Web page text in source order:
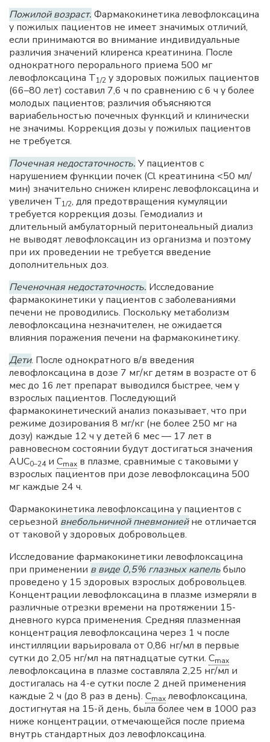
Пожилой возраст. Фармакокинетика левофлоксацина
у пожилых пациентов не имеет значимых отличий,
если принимаются во внимание индивидуальные
различия значений клиренса креатинина. После
однократного перорального приема 500 мг
левофлоксацина Т1/2 у здоровых пожилых пациентов
(66–80 лет) составил 7,6 ч по сравнению с 6 ч у более
молодых пациентов; различия объясняются
вариабельностью почечных функций и клинически
не значимы. Коррекция дозы у пожилых пациентов
не требуется.
Почечная недостаточность. У пациентов с
нарушением функции почек (Cl креатинина <50 мл/
мин) значительно снижен клиренс левофлоксацина и
увеличен Т1/2, для предотвращения кумуляции
требуется коррекция дозы. Гемодиализ и
длительный амбулаторный перитонеальный диализ
не выводят левофлоксацин из организма и поэтому
при их проведении не требуется введение
дополнительных доз.
Печеночная недостаточность. Исследование
фармакокинетики у пациентов с заболеваниями
печени не проводились. Поскольку метаболизм
левофлоксацина незначителен, не ожидается
влияния поражения печени на фармакокинетику.
Дети. После однократного в/в введения
левофлоксацина в дозе 7 мг/кг детям в возрасте от 6
мес до 16 лет препарат выводился быстрее, чем у
взрослых пациентов. Последующий
фармакокинетический анализ показывает, что при
режиме дозирования 8 мг/кг (не более 250 мг на
дозу) каждые 12 ч у детей 6 мес — 17 лет в
равновесном состоянии будут достигаться значения
AUC0–24и Cmax в плазме, сравнимые с таковыми у
взрослых пациентов при дозе левофлоксацина 500
мг каждые 24 ч.
Фармакокинетика левофлоксацина у пациентов с
серьезной внебольничной пневмониейне отличается
от таковой у здоровых добровольцев.
Исследование фармакокинетики левофлоксацина
при применении в виде 0,5% глазных капельбыло
проведено у 15 здоровых взрослых добровольцев.
Концентрации левофлоксацина в плазме измеряли в
различные отрезки времени на протяжении 15-
дневного курса применения. Средняя плазменная
концентрация левофлоксацина через 1 ч после
инстилляции варьировала от 0,86 нг/мл в первые
сутки до 2,05 нг/мл на пятнадцатые сутки. Cmax
левофлоксацина в плазме составляла 2,25 нг/мл и
достигалась на 4-е сутки после 2 дней применения
каждые 2 ч (до 8 раз в день). Cmax левофлоксацина,
достигнутая на 15-й день, была более чем в 1000 раз
ниже концентрации, отмечающейся после приема
внутрь стандартных доз левофлоксацина.